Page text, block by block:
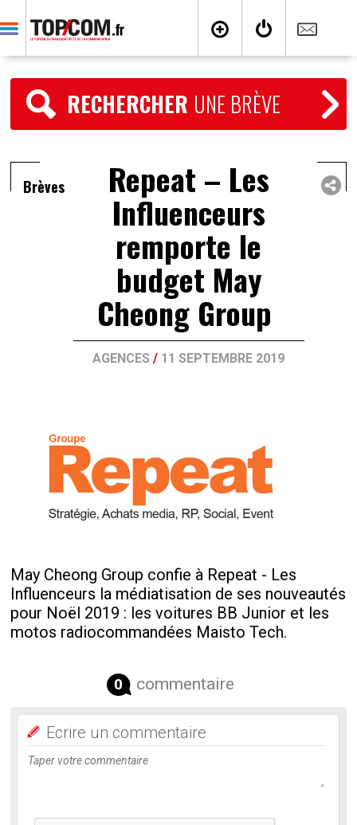
RECHERCHER UNE BRÈVE
Brèves Repeat – Les
Influenceurs
remporte le
budget May
Cheong Group
AGENCES / 11 SEPTEMBRE 2019
May Cheong Group confie à Repeat - Les
Influenceurs la médiatisation de ses nouveautés
pour Noël 2019 : les voitures BB Junior et les
motos radiocommandées Maisto Tech.
0 commentaire
Ecrire un commentaire